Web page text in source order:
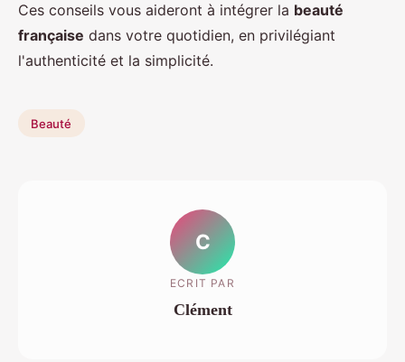
Ces conseils vous aideront à intégrer la beauté
française dans votre quotidien, en privilégiant
l'authenticité et la simplicité.
Beauté
C
ECRIT PAR
Clément